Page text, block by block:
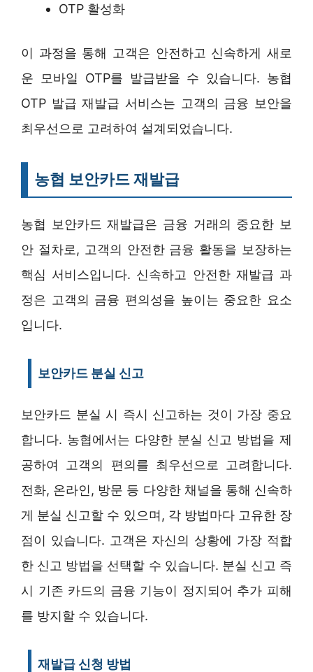
OTP 활성화
이 과정을 통해 고객은 안전하고 신속하게 새로
운 모바일 OTP를 발급받을 수 있습니다. 농협
OTP 발급 재발급 서비스는 고객의 금융 보안을
최우선으로 고려하여 설계되었습니다.
농협 보안카드 재발급
농협 보안카드 재발급은 금융 거래의 중요한 보
안 절차로, 고객의 안전한 금융 활동을 보장하는
핵심 서비스입니다. 신속하고 안전한 재발급 과
정은 고객의 금융 편의성을 높이는 중요한 요소
입니다.
보안카드 분실 신고
보안카드 분실 시 즉시 신고하는 것이 가장 중요
합니다. 농협에서는 다양한 분실 신고 방법을 제
공하여 고객의 편의를 최우선으로 고려합니다.
전화, 온라인, 방문 등 다양한 채널을 통해 신속하
게 분실 신고할 수 있으며, 각 방법마다 고유한 장
점이 있습니다. 고객은 자신의 상황에 가장 적합
한 신고 방법을 선택할 수 있습니다. 분실 신고 즉
시 기존 카드의 금융 기능이 정지되어 추가 피해
를 방지할 수 있습니다.
재발급 신청 방법